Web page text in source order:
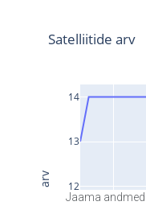
Jaama